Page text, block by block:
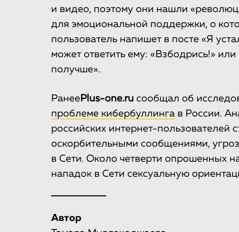
и видео, поэтому они нашли
для эмоциональной поддержки, о
пользователь напишет в посте «Я
может ответить ему: «Взбодрись!» или
получше».
Ранее Plus-one.ru сообщал об
проблеме кибербуллинга в России.
российских интернет-пользователей
оскорбительными сообщениями,
в Сети. Около четверти опрошенных
нападок в Сети сексуальную
Автор